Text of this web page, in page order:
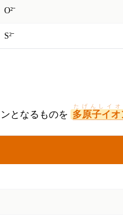
O²⁻
S²⁻
となるものを 多原子イオ
たげんしイオ